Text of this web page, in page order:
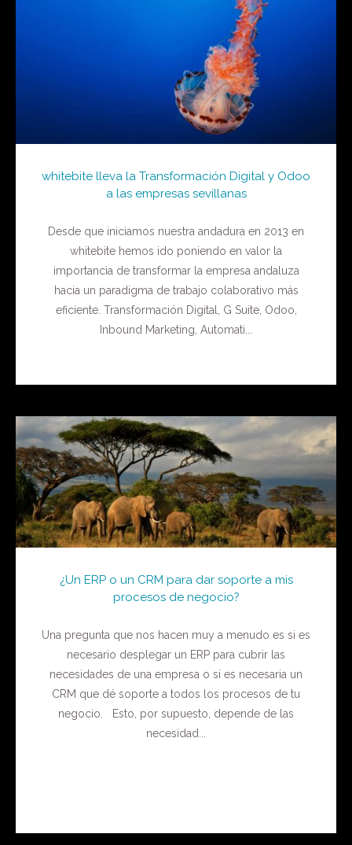
whitebite lleva la Transformación Digital y Odoo
a las empresas sevillanas
Desde que iniciamos nuestra andadura en 2013 en
whitebite hemos ido poniendo en valor la
importancia de transformar la empresa andaluza
hacia un paradigma de trabajo colaborativo más
eficiente. Transformación Digital, G Suite, Odoo,
Inbound Marketing, Automati...
¿Un ERP o un CRM para dar soporte a mis
procesos de negocio?
Una pregunta que nos hacen muy a menudo es si es
necesario desplegar un ERP para cubrir las
necesidades de una empresa o si es necesaria un
CRM que dé soporte a todos los procesos de tu
negocio. Esto, por supuesto, depende de las
necesidad...